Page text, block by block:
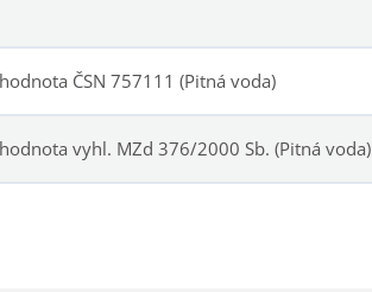
ČSN 757111 (Pitná voda)
vyhl. MZd 376/2000 Sb. (Pitná voda)